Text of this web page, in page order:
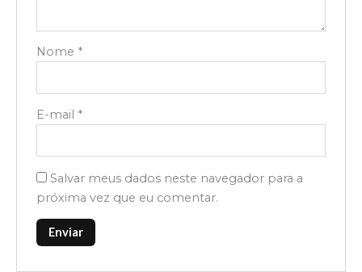
Nome *
E-mail *
Salvar meus dados neste navegador para a
próxima vez que eu comentar.